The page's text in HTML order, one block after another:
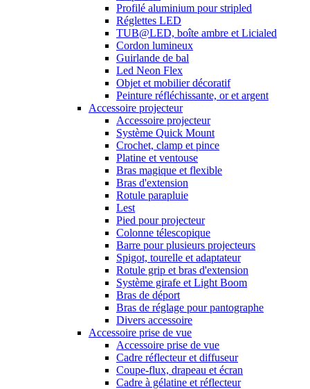
Profilé aluminium pour stripled
Réglettes LED
TUB@LED, boîte ambre et Licialed
Cordon lumineux
Guirlande de bal
Led Neon Flex
Objet et mobilier décoratif
Peinture réfléchissante, or et argent
Accessoire projecteur
Accessoire projecteur
Système Quick Mount
Crochet, clamp et pince
Platine et ventouse
Bras magique et flexible
Bras d'extension
Rotule parapluie
Lest
Pied pour projecteur
Colonne télescopique
Barre pour plusieurs projecteurs
Spigot, tourelle et adaptateur
Rotule grip et bras d'extension
Système girafe et Light Boom
Bras de déport
Bras de réglage pour pantographe
Divers accessoire
Accessoire prise de vue
Accessoire prise de vue
Cadre réflecteur et diffuseur
Coupe-flux, drapeau et écran
Cadre à gélatine et réflecteur